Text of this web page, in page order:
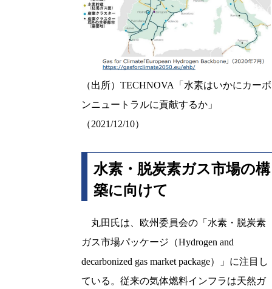
（出所）TECHNOVA「水素はいかにカーボ
ンニュートラルに貢献するか」
（2021/12/10）
水素・脱炭素ガス市場の構
築に向けて
丸田氏は、欧州委員会の「水素・脱炭素
ガス市場パッケージ（Hydrogen and
decarbonized gas market package）」に注目し
ている。従来の気体燃料インフラは天然ガ